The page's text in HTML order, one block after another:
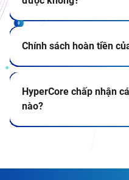
Chính sách hoàn tiền
HyperCore chấp nhận
nào?